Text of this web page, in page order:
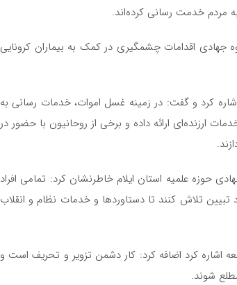
مردم خدمت رسانی کرده‌اند.
جهادی اقدامات چشمگیری در کمک به بیماران کرونایی
کرد و گفت: در زمینه غسل اموات، خدمات رسانی به
ارزنده‌ای ارائه داده و برخی از روحانیون با حضور در
حوزه علمیه استان ایلام خاطرنشان کرد: تمامی افراد
تلاش کنند تا دستاوردها و خدمات نظام و انقلاب
اشاره کرد اضافه کرد: کار دشمن تزویر و تحریف است و
شوند.